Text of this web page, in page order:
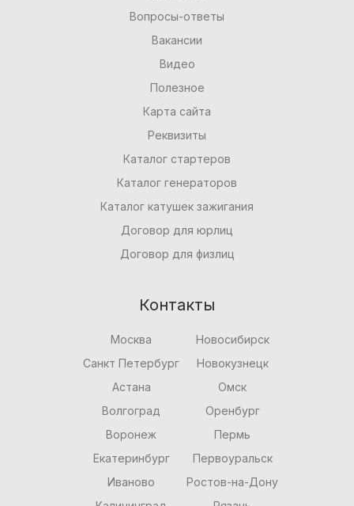
Вопросы-ответы
Вакансии
Видео
Полезное
Карта сайта
Реквизиты
Каталог стартеров
Каталог генераторов
Каталог катушек зажигания
Договор для юрлиц
Договор для физлиц
Контакты
Москва
Санкт Петербург
Астана
Волгоград
Воронеж
Екатеринбург
Иваново
Новосибирск
Новокузнецк
Омск
Оренбург
Пермь
Первоуральск
Ростов-на-Дону